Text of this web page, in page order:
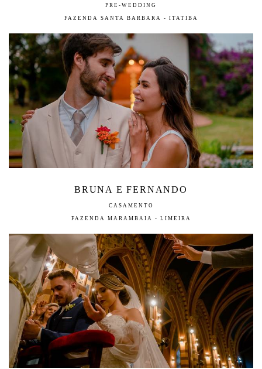
PRE-WEDDING
FAZENDA SANTA BARBARA - ITATIBA
BRUNA E FERNANDO
CASAMENTO
FAZENDA MARAMBAIA - LIMEIRA